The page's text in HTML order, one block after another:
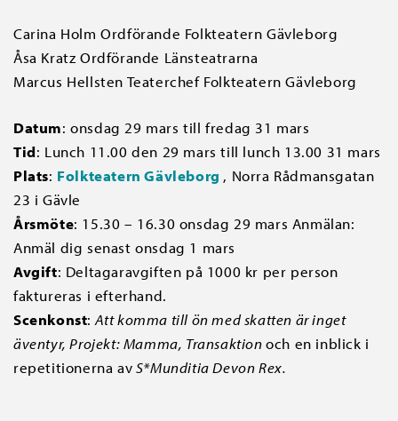
Carina Holm Ordförande Folkteatern Gävleborg
Åsa Kratz Ordförande Länsteatrarna
Marcus Hellsten Teaterchef Folkteatern Gävleborg
Datum: onsdag 29 mars till fredag 31 mars
Tid: Lunch 11.00 den 29 mars till lunch 13.00 31 mars
Plats: Folkteatern Gävleborg , Norra Rådmansgatan
23 i Gävle
Årsmöte: 15.30 – 16.30 onsdag 29 mars Anmälan:
Anmäl dig senast onsdag 1 mars
Avgift: Deltagaravgiften på 1000 kr per person
faktureras i efterhand.
Scenkonst: Att komma till ön med skatten är inget
äventyr, Projekt: Mamma, Transaktionoch en inblick i
repetitionerna avS*Munditia Devon Rex.